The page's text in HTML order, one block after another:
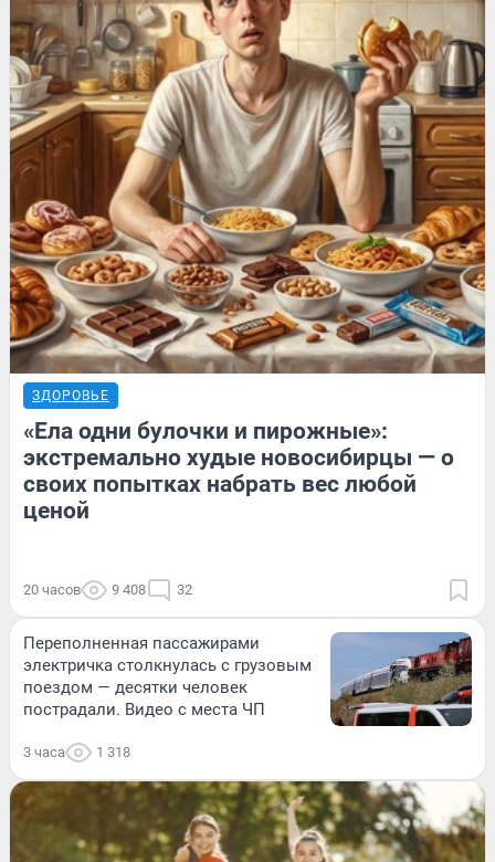
ЗДОРОВЬЕ
«Ела одни булочки и пирожные»:
экстремально худые новосибирцы — о
своих попытках набрать вес любой
ценой
20 часов 9 408 32
Переполненная пассажирами
электричка столкнулась с грузовым
поездом — десятки человек
пострадали. Видео с места ЧП
3 часа 1 318